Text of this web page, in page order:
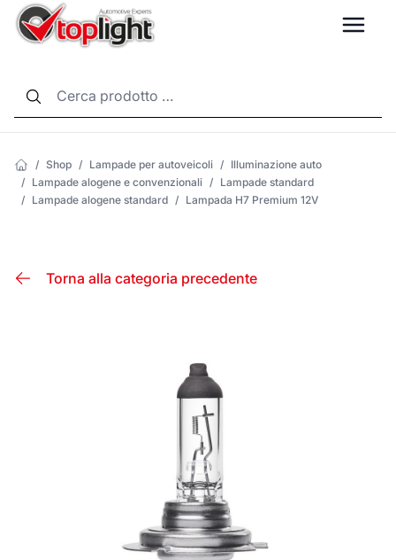
/ Shop / Lampade per autoveicoli / Illuminazione auto
/ Lampade alogene e convenzionali / Lampade standard
/ Lampade alogene standard / Lampada H7 Premium 12V
Torna alla categoria precedente